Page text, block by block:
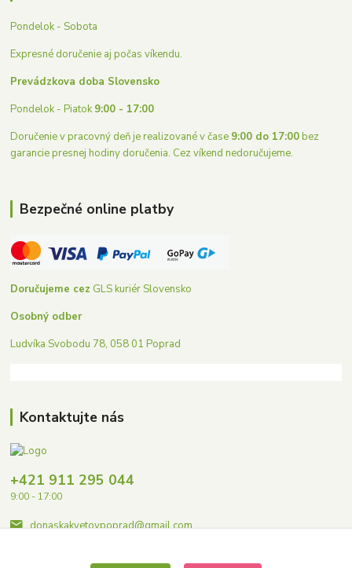
Pondelok - Sobota
Expresné doručenie aj počas víkendu.
Prevádzkova doba Slovensko
Pondelok - Piatok9:00 - 17:00
Doručenie v pracovný deň je realizované v čase 9:00 do 17:00bez
garancie presnej hodiny doručenia. Cez víkend nedoručujeme.
Bezpečné online platby
Doručujeme cez GLS kuriér Slovensko
Osobný odber
Ludvíka Svobodu 78, 058 01 Poprad
Kontaktujte nás
+421 911 295 044
9:00 - 17:00
donaskakvetovpoprad@gmail.com